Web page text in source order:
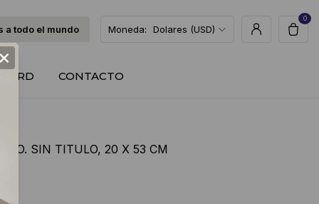
a todo el mundo Moneda: Dolares (USD)
0
CONTACTO
SIN TITULO, 20 X 53 CM